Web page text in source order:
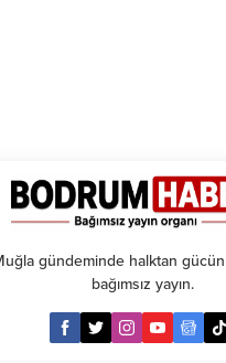
gündeminde halktan
bağımsız yayın.